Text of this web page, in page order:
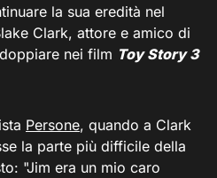
la sua eredità nel
Clark, attore e amico di
nei film Toy Story 3
Persone, quando a Clark
la parte più difficile della
"Jim era un mio caro